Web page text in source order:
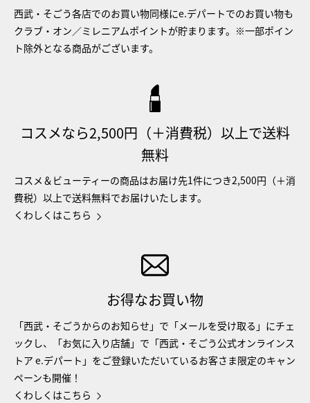
西武・そごう各店でのお買い物同様にe.デパートでのお買い物も
クラブ・オン／ミレニアムポイントが貯まります。※一部ポイン
ト除外となる商品がございます。
コスメなら2,500円（＋消費税）以上で送料
無料
コスメ＆ビューティーの商品はお届け先1件につき2,500円（＋消
費税）以上で送料無料でお届けいたします。
くわしくはこちら
お得なお買い物
「西武・そごうからのお知らせ」で「メールを受け取る」にチェ
ックし、「お気に入り店舗」で「西武・そごう公式オンラインス
トア e.デパート」をご登録いただいているお客さま限定のキャン
ペーンも開催！
くわしくはこちら